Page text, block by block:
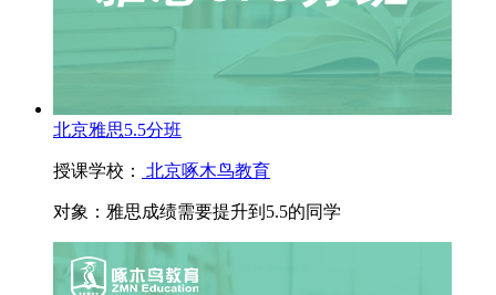
北京雅思5.5分班
授课学校： 北京啄木鸟教育
对象： 雅思成绩需要提升到5.5的同学